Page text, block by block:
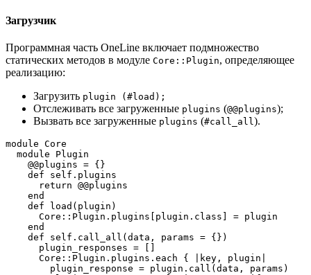
Загрузчик
Программная часть OneLine включает подмножество
статических методов в модуле Core::Plugin, определяющее
реализацию:
Загрузить plugin (#load);
Отслеживать все загруженные plugins (@@plugins);
Вызвать все загруженные plugins (#call_all).
module Core
  module Plugin
    @@plugins = {}
    def self.plugins
      return @@plugins
    end
    def load(plugin)
      Core::Plugin.plugins[plugin.class] = plugin
    end
    def self.call_all(data, params = {})
      plugin_responses = []
      Core::Plugin.plugins.each { |key, plugin|
        plugin_response = plugin.call(data, params)